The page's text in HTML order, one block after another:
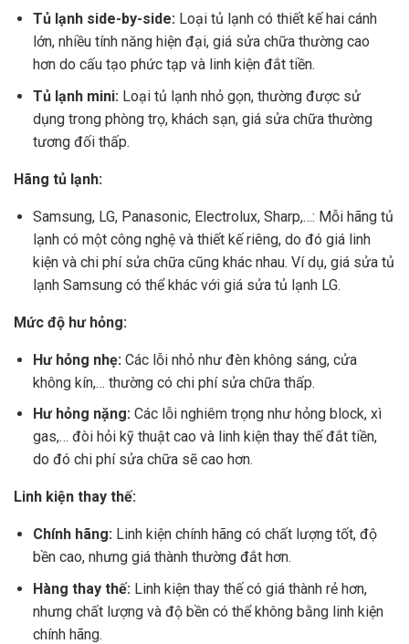
Tủ lạnh side-by-side:Loại tủ lạnh có thiết kế hai cánh
lớn, nhiều tính năng hiện đại, giá sửa chữa thường cao
hơn do cấu tạo phức tạp và linh kiện đắt tiền.
Tủ lạnh mini: Loại tủ lạnh nhỏ gọn, thường được sử
dụng trong phòng trọ, khách sạn, giá sửa chữa thường
tương đối thấp.
Hãng tủ lạnh:
Samsung, LG, Panasonic, Electrolux, Sharp,…: Mỗi hãng tủ
lạnh có một công nghệ và thiết kế riêng, do đó giá linh
kiện và chi phí sửa chữa cũng khác nhau. Ví dụ, giá sửa tủ
lạnh Samsung có thể khác với giá sửa tủ lạnh LG.
Mức độ hư hỏng:
Hư hỏng nhẹ: Các lỗi nhỏ như đèn không sáng, cửa
không kín,… thường có chi phí sửa chữa thấp.
Hư hỏng nặng:Các lỗi nghiêm trọng như hỏng block, xì
gas,… đòi hỏi kỹ thuật cao và linh kiện thay thế đắt tiền,
do đó chi phí sửa chữa sẽ cao hơn.
Linh kiện thay thế:
Chính hãng:Linh kiện chính hãng có chất lượng tốt, độ
bền cao, nhưng giá thành thường đắt hơn.
Hàng thay thế:Linh kiện thay thế có giá thành rẻ hơn,
nhưng chất lượng và độ bền có thể không bằng linh kiện
chính hãng.